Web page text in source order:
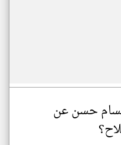
حسن عن